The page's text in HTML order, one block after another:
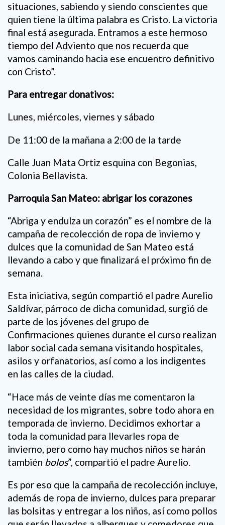
situaciones, sabiendo y siendo conscientes que
quien tiene la última palabra es Cristo. La victoria
final está asegurada. Entramos a este hermoso
tiempo del Adviento que nos recuerda que
vamos caminando hacia ese encuentro definitivo
con Cristo”.
Para entregar donativos:
Lunes, miércoles, viernes y sábado
De 11:00 de la mañana a 2:00 de la tarde
Calle Juan Mata Ortiz esquina con Begonias,
Colonia Bellavista.
Parroquia San Mateo: abrigar los corazones
“Abriga y endulza un corazón” es el nombre de la
campaña de recolección de ropa de invierno y
dulces que la comunidad de San Mateo está
llevando a cabo y que finalizará el próximo fin de
semana.
Esta iniciativa, según compartió el padre Aurelio
Saldívar, párroco de dicha comunidad, surgió de
parte de los jóvenes del grupo de
Confirmaciones quienes durante el curso realizan
labor social cada semana visitando hospitales,
asilos y orfanatorios, así como a los indigentes
en las calles de la ciudad.
“Hace más de veinte días me comentaron la
necesidad de los migrantes, sobre todo ahora en
temporada de invierno. Decidimos exhortar a
toda la comunidad para llevarles ropa de
invierno, pero como hay muchos niños se harán
también bolos”, compartió el padre Aurelio.
Es por eso que la campaña de recolección incluye,
además de ropa de invierno, dulces para preparar
las bolsitas y entregar a los niños, así como pollos